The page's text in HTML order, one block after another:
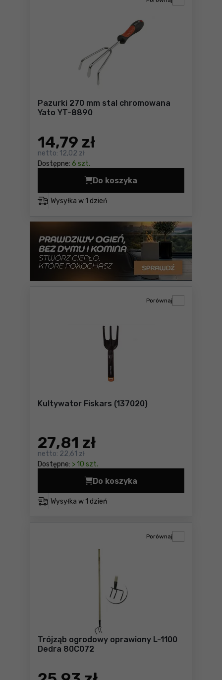
Pazurki 270 mm stal chromowana
Yato YT-8890
14,79 zł
netto: 12,02 zł
Dostępne: 6 szt.
Wysyłka w 1 dzień
Do koszyka
Pazurki 270 mm stal
Kultywator Fiskars (137020)
27,81 zł
netto: 22,61 zł
Dostępne: > 10 szt.
Porównaj
Wysyłka w 1 dzień
Do koszyka
Kultywator Fiskars (137020)
Trójząb ogrodowy oprawiony L-1100
Dedra 80C072
Porównaj